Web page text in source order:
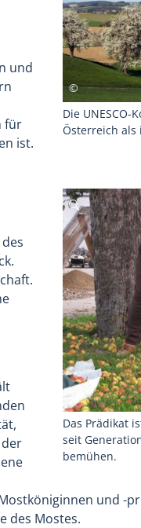
Die
Österreich als
und
für
ist.
Das Prädikat
seit
bemühen.
und -
des Mostes.